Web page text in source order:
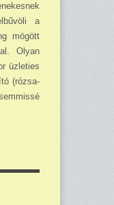
a
mögött
Olyan
üzleties
(rózsa­